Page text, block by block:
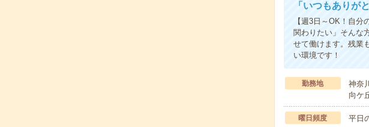
「いつもありが
【週3日～OK！自
関わりたい」そんな
せて働けます。残業
い環境です！
勤務地 神奈
向ケ
曜日頻度 平日